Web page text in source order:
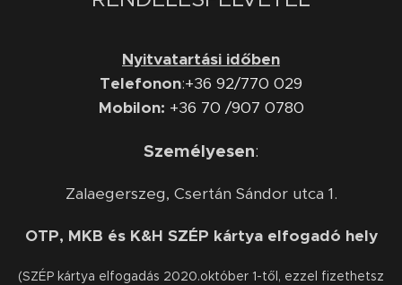
Nyitvatartási időben
Telefonon:+36 92/770 029
Mobilon: +36 70 /907 0780
Személyesen:
Zalaegerszeg, Csertán Sándor utca 1.
OTP, MKB és K&H SZÉP kártya elfogadó hely
(SZÉP kártya elfogadás 2020.október 1-től, ezzel fizethetsz